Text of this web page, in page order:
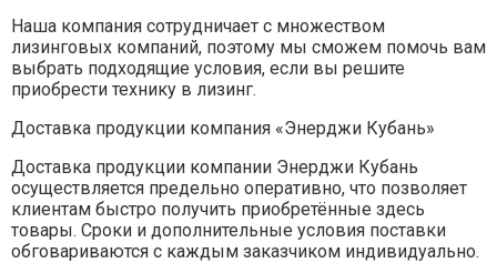
Наша компания сотрудничает с множеством
лизинговых компаний, поэтому мы сможем помочь вам
выбрать подходящие условия, если вы решите
приобрести технику в лизинг.
Доставка продукции компания «Энерджи Кубань»
Доставка продукции компании Энерджи Кубань
осуществляется предельно оперативно, что позволяет
клиентам быстро получить приобретённые здесь
товары. Сроки и дополнительные условия поставки
обговариваются с каждым заказчиком индивидуально.